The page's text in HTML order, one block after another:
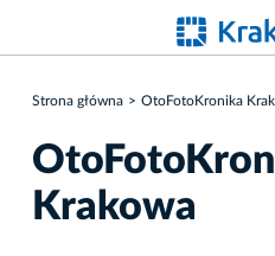
Strona główna OtoFotoKronika
Krakowa